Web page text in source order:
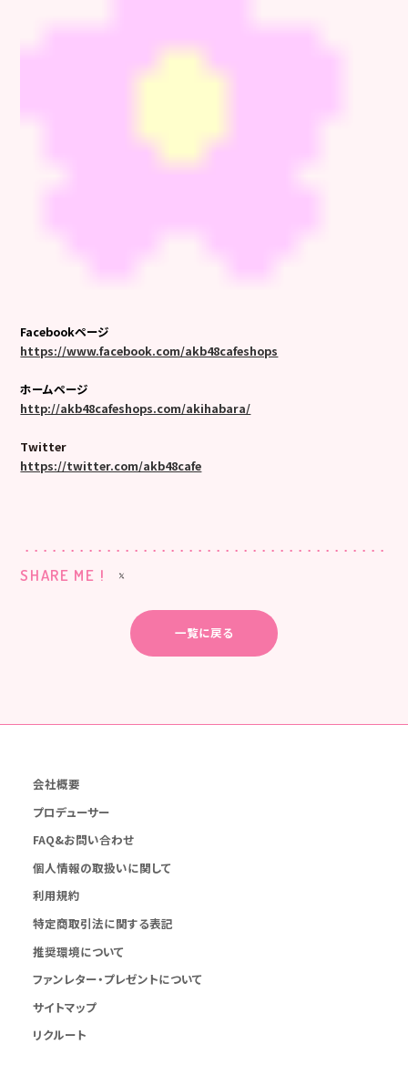
Facebookページ
https://www.facebook.com/akb48cafeshops
ホームページ
http://akb48cafeshops.com/akihabara/
Twitter
https://twitter.com/akb48cafe
SHARE ME !
一覧に戻る
会社概要
プロデューサー
FAQ&お問い合わせ
個人情報の取扱いに関して
利用規約
特定商取引法に関する表記
推奨環境について
ファンレター・プレゼントについて
サイトマップ
リクルート